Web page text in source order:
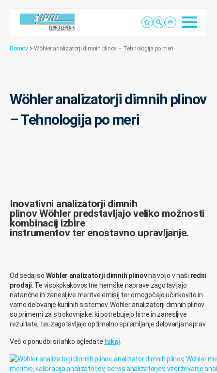
Domov > Wöhler analizatorji dimnih plinov – Tehnologija po meri
Wöhler analizatorji dimnih plinov
– Tehnologija po meri
Inovativni analizatorji dimnih
plinov Wöhler predstavljajoveliko možnosti
kombinacij izbire
instrumentov ter enostavno upravljanje.
Od sedaj so Wöhler analizatorji dimnih plinovna voljo v naši redni
prodaji . Te visokokakovostne nemške naprave zagotavljajo
natančne in zanesljive meritve emisij ter omogočajo učinkovito in
varno delovanje kurilnih sistemov. Wöhler analizatorji dimnih plinov
so primerni za strokovnjake, ki potrebujejo hitre in zanesljive
rezultate, ter zagotavljajo optimalno spremljanje delovanja naprav.
Več o ponudbi si lahko ogledate tukaj